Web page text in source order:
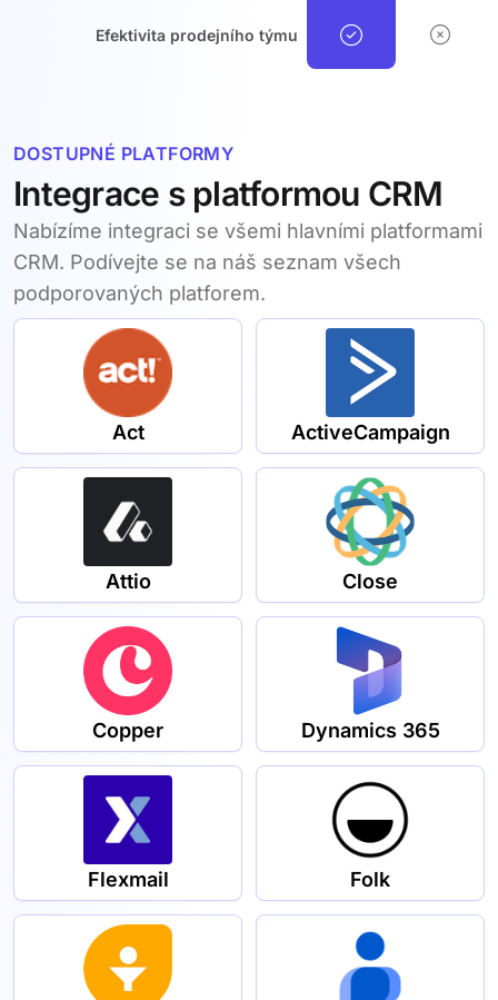
Efektivita prodejního týmu
DOSTUPNÉ PLATFORMY
Integrace s platformou CRM
Nabízíme integraci se všemi hlavními platformami
CRM. Podívejte se na náš seznam všech
podporovaných platforem.
Act ActiveCampaign
Attio Close
Copper Dynamics 365
Flexmail Folk